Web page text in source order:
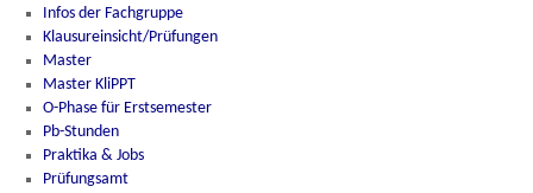
Infos der Fachgruppe
Klausureinsicht/Prüfungen
Master
Master KliPPT
O-Phase für Erstsemester
Pb-Stunden
Praktika & Jobs
Prüfungsamt